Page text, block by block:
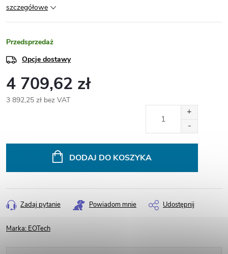
szczegółowe
Przedsprzedaż
Opcje dostawy
4 709,62 zł
3 892,25 zł bez VAT
DODAJ DO KOSZYKA
Zadaj pytanie Powiadom mnie Udostępnij
Marka: EOTech